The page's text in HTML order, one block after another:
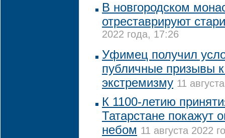
В новгородском
отреставрируют
2022 года, 17:26
Уфимец получил
публичные призывы
экстремизму 11
К 1100-летию
Татарстане покажут
небом 11 августа 2022